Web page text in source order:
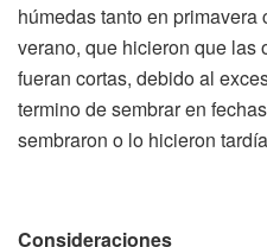
húmedas tanto en
verano, que hicieron que
fueran cortas, debido al
termino de sembrar en
sembraron o lo hicieron
Consideraciones